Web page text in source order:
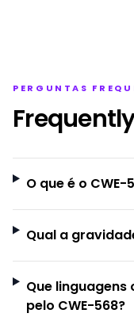
PERGUNTAS
O que é o CWE-
Qual a
Que
pelo CWE-568?